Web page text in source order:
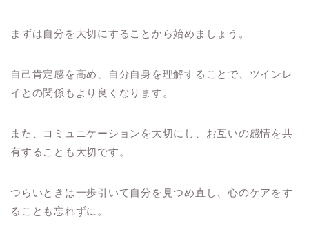
まずは自分を大切にすることから始めましょう。
自己肯定感を高め、自分自身を理解することで、ツインレ
イとの関係もより良くなります。
また、コミュニケーションを大切にし、お互いの感情を共
有することも大切です。
つらいときは一歩引いて自分を見つめ直し、心のケアをす
ることも忘れずに。